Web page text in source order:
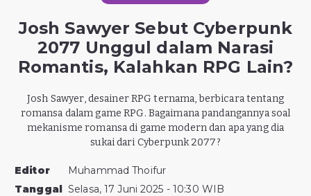
Josh Sawyer Sebut Cyberpunk
2077 Unggul dalam Narasi
Romantis, Kalahkan RPG Lain?
Josh Sawyer, desainer RPG ternama, berbicara tentang
romansa dalam game RPG. Bagaimana pandangannya soal
mekanisme romansa di game modern dan apa yang dia
sukai dari Cyberpunk 2077?
Editor
Muhammad Thoifur
Tanggal Selasa, 17 Juni 2025 - 10:30 WIB